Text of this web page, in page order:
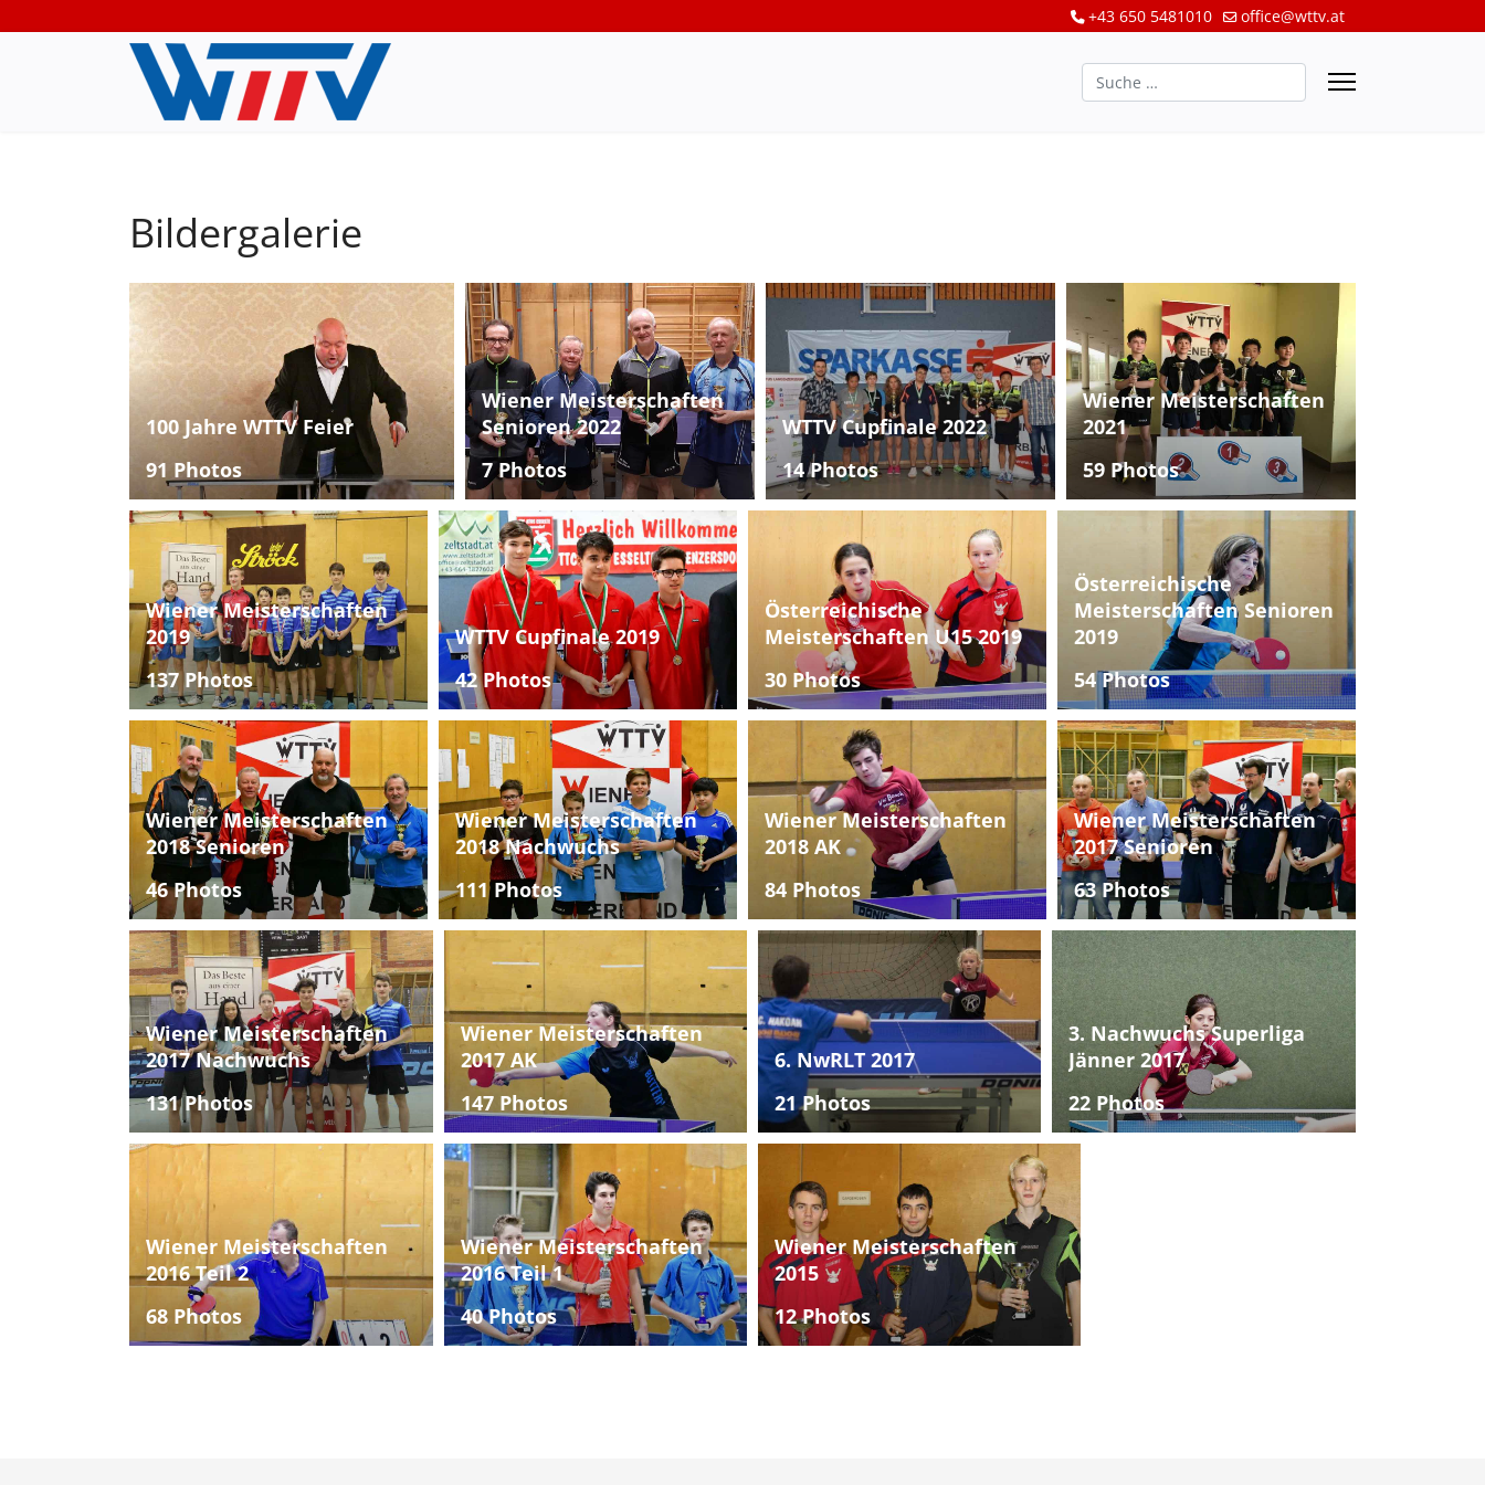
+43 650 5481010 office@wttv.at
Suchen
Bildergalerie
100 Jahre WTTV Feier
91 Photos
Wiener Meisterschaften
Senioren 2022
7 Photos
WTTV Cupfinale 2022
14 Photos
Wiener Meisterschaften
2021
59 Photos
Wiener Meisterschaften
2019
137 Photos
WTTV Cupfinale 2019
42 Photos
Österreichische
Meisterschaften U15 2019
30 Photos
Österreichische
Meisterschaften Senioren
2019
54 Photos
Wiener Meisterschaften
2018 Senioren
46 Photos
Wiener Meisterschaften
2018 Nachwuchs
111 Photos
Wiener Meisterschaften
2018 AK
84 Photos
Wiener Meisterschaften
2017 Senioren
63 Photos
Wiener Meisterschaften
2017 Nachwuchs
131 Photos
Wiener Meisterschaften
2017 AK
147 Photos
6. NwRLT 2017
21 Photos
3. Nachwuchs Superliga
Jänner 2017
22 Photos
Wiener Meisterschaften
2016 Teil 2
68 Photos
Wiener Meisterschaften
2016 Teil 1
40 Photos
Wiener Meisterschaften
2015
12 Photos